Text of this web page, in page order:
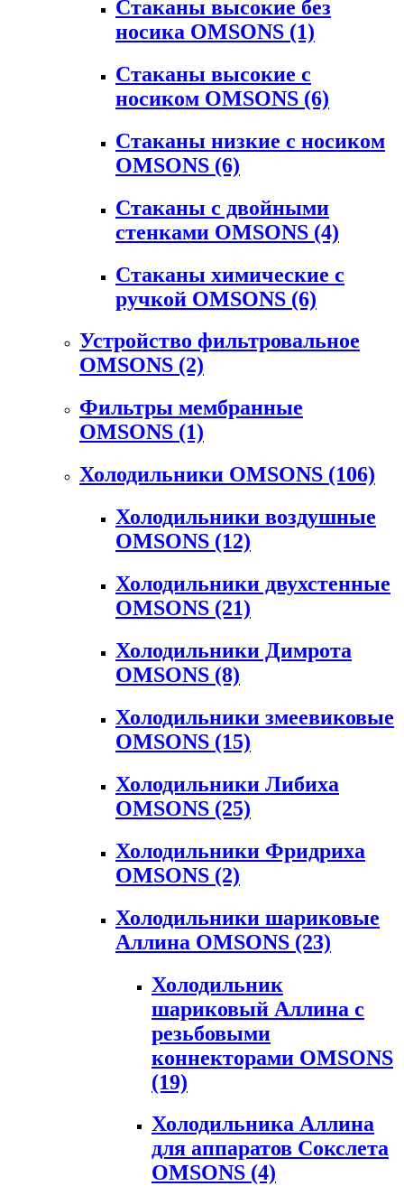
Стаканы высокие без
носика OMSONS (1)
Стаканы высокие с
носиком OMSONS (6)
Стаканы низкие с носиком
OMSONS (6)
Стаканы с двойными
стенками OMSONS (4)
Стаканы химические с
ручкой OMSONS (6)
Устройство фильтровальное
OMSONS (2)
Фильтры мембранные
OMSONS (1)
Холодильники OMSONS (106)
Холодильники воздушные
OMSONS (12)
Холодильники двухстенные
OMSONS (21)
Холодильники Димрота
OMSONS (8)
Холодильники змеевиковые
OMSONS (15)
Холодильники Либиха
OMSONS (25)
Холодильники Фридриха
OMSONS (2)
Холодильники шариковые
Аллина OMSONS (23)
Холодильник
шариковый Аллина с
резьбовыми
коннекторами OMSONS
(19)
Холодильника Аллина
для аппаратов Сокслета
OMSONS (4)